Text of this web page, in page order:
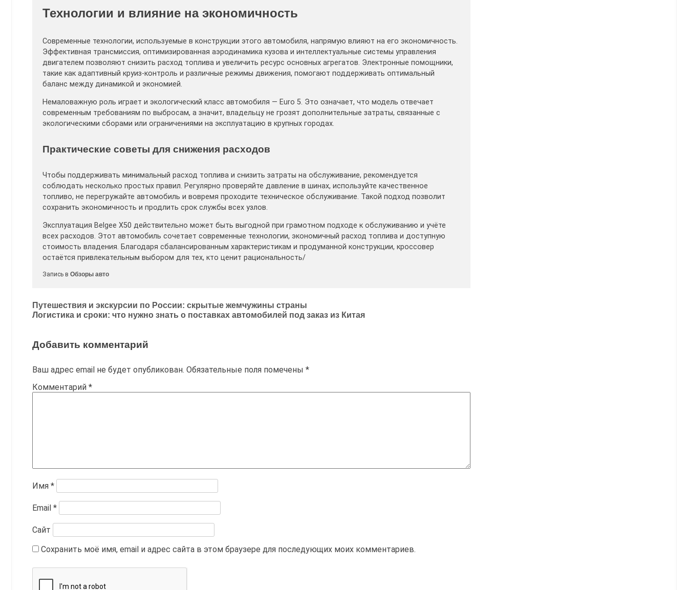
Технологии и влияние на экономичность
Современные технологии, используемые в конструкции этого автомобиля, напрямую влияют на его экономичность.
Эффективная трансмиссия, оптимизированная аэродинамика кузова и интеллектуальные системы управления
двигателем позволяют снизить расход топлива и увеличить ресурс основных агрегатов. Электронные помощники,
такие как адаптивный круиз-контроль и различные режимы движения, помогают поддерживать оптимальный
баланс между динамикой и экономией.
Немаловажную роль играет и экологический класс автомобиля — Euro 5. Это означает, что модель отвечает
современным требованиям по выбросам, а значит, владельцу не грозят дополнительные затраты, связанные с
экологическими сборами или ограничениями на эксплуатацию в крупных городах.
Практические советы для снижения расходов
Чтобы поддерживать минимальный расход топлива и снизить затраты на обслуживание, рекомендуется
соблюдать несколько простых правил. Регулярно проверяйте давление в шинах, используйте качественное
топливо, не перегружайте автомобиль и вовремя проходите техническое обслуживание. Такой подход позволит
сохранить экономичность и продлить срок службы всех узлов.
Эксплуатация Belgee X50 действительно может быть выгодной при грамотном подходе к обслуживанию и учёте
всех расходов. Этот автомобиль сочетает современные технологии, экономичный расход топлива и доступную
стоимость владения. Благодаря сбалансированным характеристикам и продуманной конструкции, кроссовер
остаётся привлекательным выбором для тех, кто ценит рациональность/
Запись в Обзоры авто
Навигация
по
Путешествия и экскурсии по России: скрытые жемчужины страны
Логистика и сроки: что нужно знать о поставках автомобилей под заказ из Китая
Добавить комментарий
Ваш адрес email не будет опубликован. Обязательные поля помечены *
Комментарий *
Имя *
Email *
Сайт
Сохранить моё имя, email и адрес сайта в этом браузере для последующих моих комментариев.